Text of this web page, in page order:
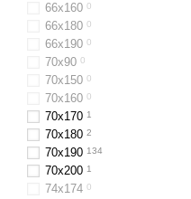
66x160 0
66х180 0
66х190 0
70х90 0
70x150 0
70x160 0
70х170 1
70x180 2
70x190 134
70x200 1
74х174 0